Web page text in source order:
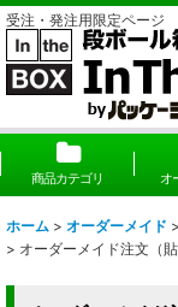
受注・発注用限定ページ
商品カテゴリ オ
ホーム > オーダーメイド >
> オーダーメイド注文（貼